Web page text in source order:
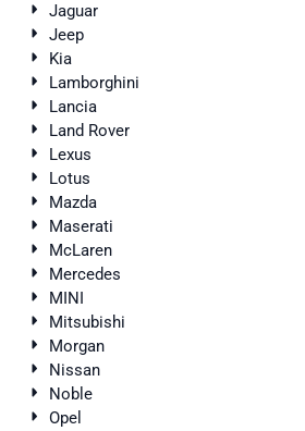
Jaguar
Jeep
Kia
Lamborghini
Lancia
Land Rover
Lexus
Lotus
Mazda
Maserati
McLaren
Mercedes
MINI
Mitsubishi
Morgan
Nissan
Noble
Opel